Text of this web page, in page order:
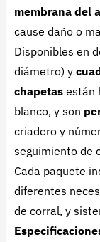
membrana del
cause daño o
Disponibles en
diámetro) y
chapetas están
blanco, y son
criadero y
seguimiento de
Cada paquete
diferentes
de corral, y